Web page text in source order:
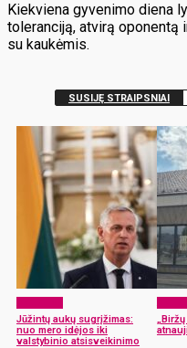
Kiekviena gyvenimo diena
toleranciją, atvirą oponentą
su kaukėmis.
SUSIJĘ STRAIPSNIAI
Jūžintų aukų sugrįžimas:
nuo mero idėjos iki
valstybinio atsisveikinimo